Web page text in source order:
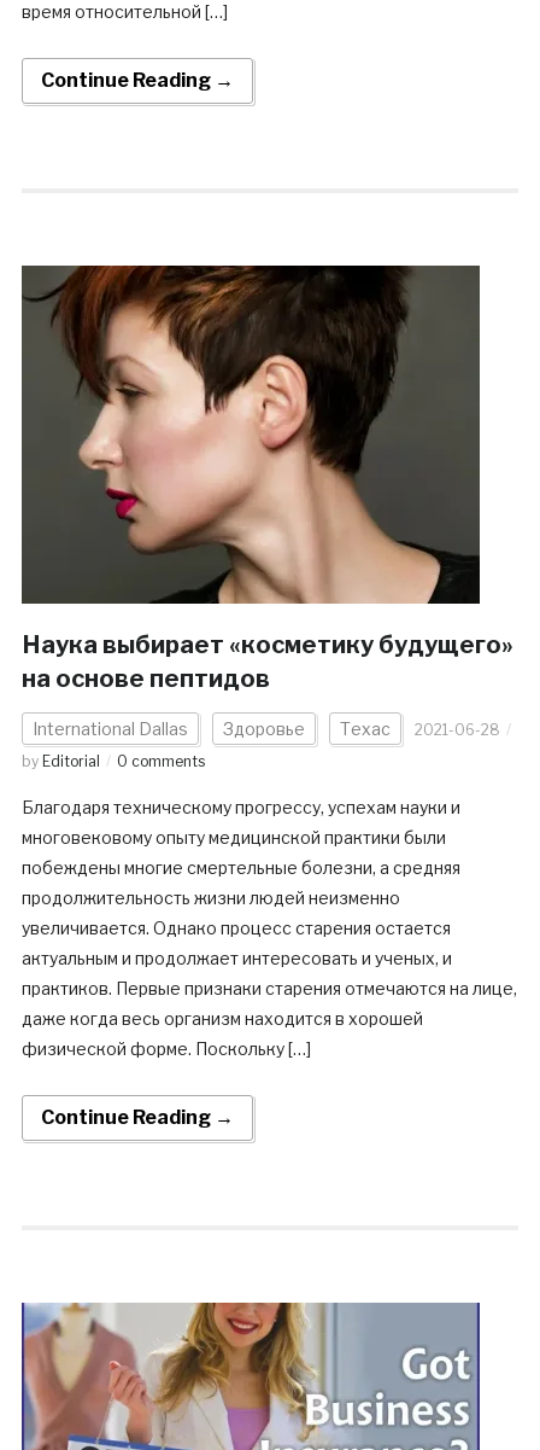
время относительной […]
Continue Reading →
Наука выбирает «косметику будущего»
на основе пептидов
International Dallas Здоровье Техас
2021-06-28
by Editorial 0 comments
Благодаря техническому прогрессу, успехам науки и
многовековому опыту медицинской практики были
побеждены многие смертельные болезни, а средняя
продолжительность жизни людей неизменно
увеличивается. Однако процесс старения остается
актуальным и продолжает интересовать и ученых, и
практиков. Первые признаки старения отмечаются на лице,
даже когда весь организм находится в хорошей
физической форме. Поскольку […]
Continue Reading →